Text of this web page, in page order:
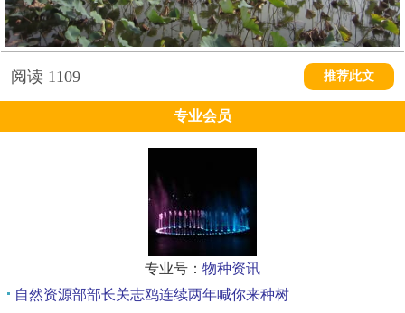
阅读 1109 推荐此文
专业会员
专业号： 物种资讯
自然资源部部长关志鸥连续两年喊你来种树